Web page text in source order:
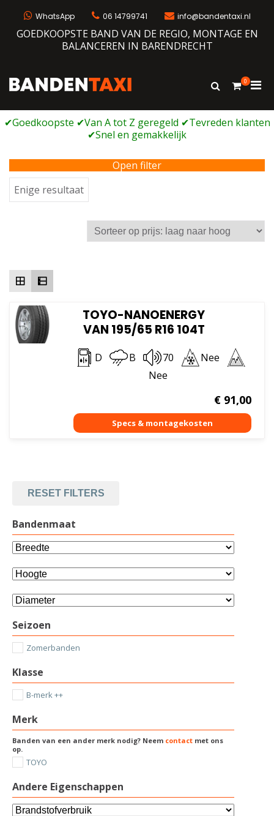
WhatsApp 06 14799741 info@bandentaxi.nl
GOEDKOOPSTE BAND VAN DE REGIO, MONTAGE EN
BALANCEREN IN BARENDRECHT
Bandengarage met eigen webshop
Toon
0
voor
Open filter
Enige resultaat
TOYO-NANOENERGY
VAN 195/65 R16 104T
D B 70
Nee
Nee
€91,00
RESET FILTERS
Bandenmaat
Seizoen
Zomerbanden
Klasse
B-merk ++
Merk
Banden van een ander merk nodig? Neem contact met ons
op.
TOYO
Andere Eigenschappen